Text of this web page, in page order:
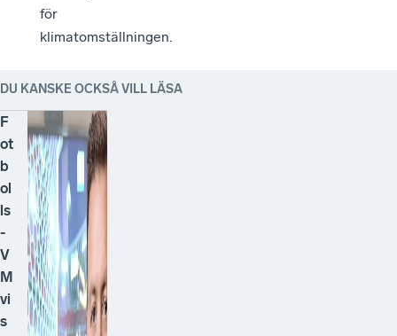
för
klimatomställningen.
DU KANSKE OCKSÅ VILL LÄSA
F
ot
b
ol
ls
-
V
M
vi
s